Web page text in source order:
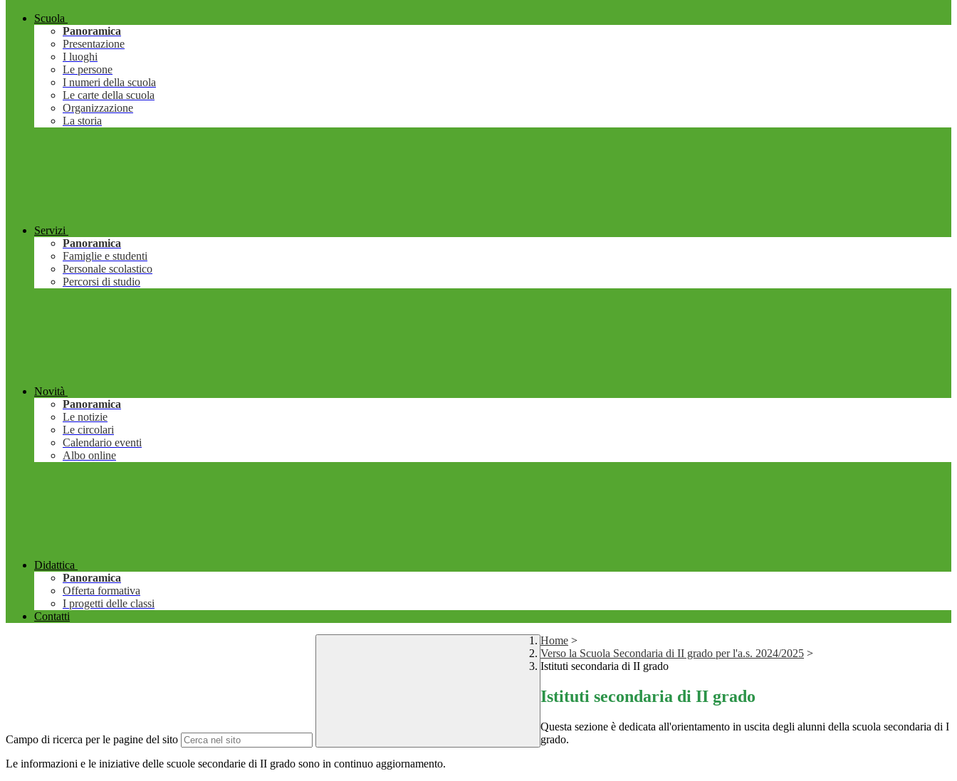
Scuola
Panoramica
Presentazione
I luoghi
Le persone
I numeri della scuola
Le carte della scuola
Organizzazione
La storia
Servizi
Panoramica
Famiglie e studenti
Personale scolastico
Percorsi di studio
Novità
Panoramica
Le notizie
Le circolari
Calendario eventi
Albo online
Didattica
Panoramica
Offerta formativa
I progetti delle classi
Contatti
Campo di ricerca per le pagine del sito
Home >
Verso la Scuola Secondaria di II grado per l'a.s. 2024/2025 >
Istituti secondaria di II grado
Istituti secondaria di II grado
Questa sezione è dedicata all'orientamento in uscita degli alunni della scuola secondaria di I
grado.
Le informazioni e le iniziative delle scuole secondarie di II grado sono in continuo aggiornamento.